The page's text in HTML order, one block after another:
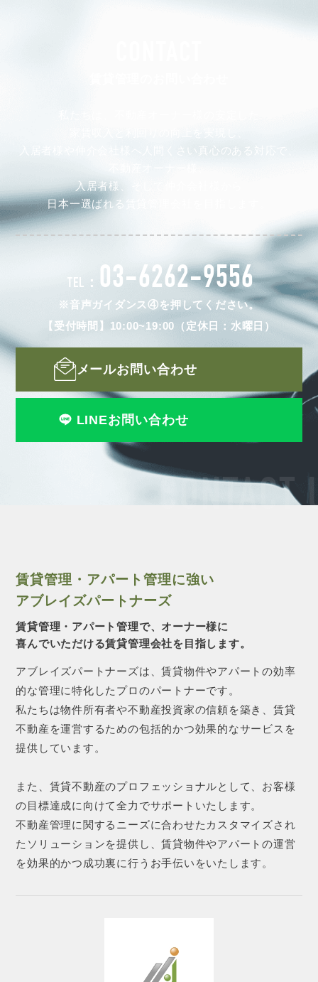
CONTACT
入居者様や仲介会社様へ人間くさい真心のある対応で、
入居者様、そして仲介会社様から
日本一選ばれる賃貸管理会社を目指します。
TEL： 03-6262-9556
※音声ガイダンス④を押してください。
【受付時間】10:00~19:00（定休日：水曜日）
メールお問い合わせ
LINEお問い合わせ
賃貸管理・アパート管理に強い
アブレイズパートナーズ
賃貸管理・アパート管理で、オーナー様に
喜んでいただける賃貸管理会社を目指します。
アブレイズパートナーズは、賃貸物件やアパートの効率
的な管理に特化したプロのパートナーです。
私たちは物件所有者や不動産投資家の信頼を築き、賃貸
不動産を運営するための包括的かつ効果的なサービスを
提供しています。
また、賃貸不動産のプロフェッショナルとして、お客様
の目標達成に向けて全力でサポートいたします。
不動産管理に関するニーズに合わせたカスタマイズされ
たソリューションを提供し、賃貸物件やアパートの運営
を効果的かつ成功裏に行うお手伝いをいたします。